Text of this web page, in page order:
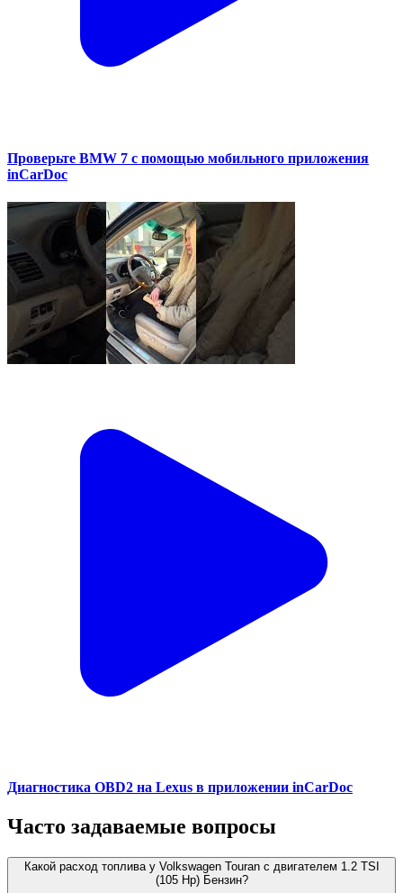
Проверьте BMW 7 с помощью мобильного приложения
inCarDoc
Диагностика OBD2 на Lexus в приложении inCarDoc
Часто задаваемые вопросы
Какой расход топлива у Volkswagen Touran с двигателем 1.2 TSI
(105 Hp) Бензин?